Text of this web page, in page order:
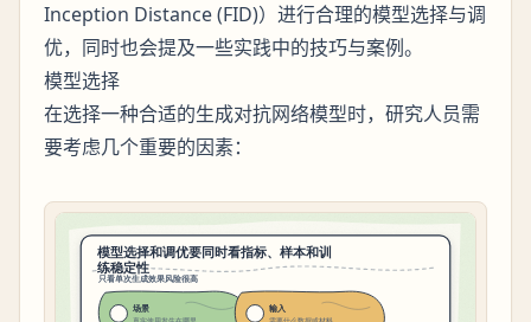
Inception Distance (FID)）进行合理的模型选择与调
优，同时也会提及一些实践中的技巧与案例。
模型选择
在选择一种合适的生成对抗网络模型时，研究人员需
要考虑几个重要的因素：